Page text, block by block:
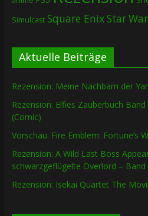
Simulcast Square EnixStar
Aktuelle Beiträge
Rezension: Meine Nachbarn der
Rezension: Elfies Zauberbuch
(Comic)
Vorschau: Fire Emblem: Fortune’s
Rezension: A Wild Last Boss
schwarzgeflügelte Overlord – Band
Rezension: Isekai Quartet The